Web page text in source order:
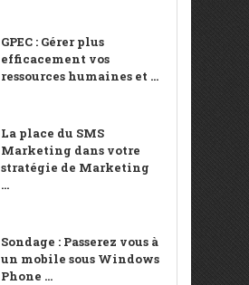
GPEC : Gérer plus
efficacement vos
ressources humaines et ...
La place du SMS
Marketing dans votre
stratégie de Marketing
...
Sondage : Passerez vous à
un mobile sous Windows
Phone ...